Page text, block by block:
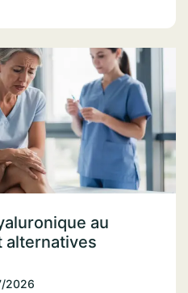
au
alternatives
2026